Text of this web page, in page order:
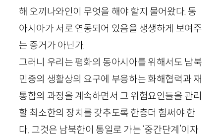
해 오끼나와인이 무엇을 해야 할지 물어왔다. 동
아시아가 서로 연동되어 있음을 생생하게 보여주
는 증거가 아닌가.
그러니 우리는 평화의 동아시아를 위해서도 남북
민중의 생활상의 요구에 부응하는 화해협력과 재
통합의 과정을 계속하면서 그 위험요인들을 관리
할 최소한의 장치를 갖추도록 한층더 힘써야 한
다. 그것은 남북한이 통일로 가는 ‘중간단계’이자